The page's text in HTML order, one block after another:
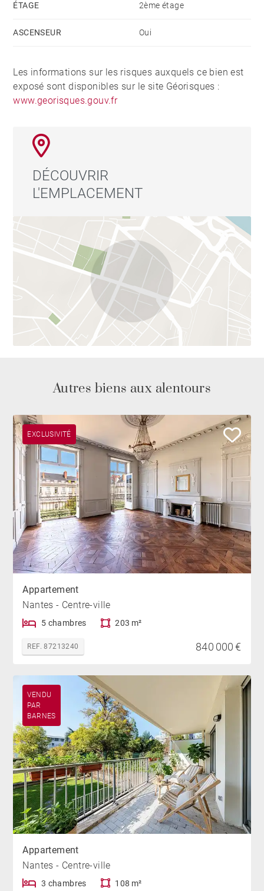
ÉTAGE 2ème étage
ASCENSEUR Oui
Les informations sur les risques auxquels ce bien est
exposé sont disponibles sur le site Géorisques :
www.georisques.gouv.fr
DÉCOUVRIR
L'EMPLACEMENT
Autres biens aux alentours
EXCLUSIVITÉ
Appartement
Nantes - Centre-ville
5 chambres 203 m²
REF. 87213240 840 000 €
VENDU
PAR
BARNES
Appartement
Nantes - Centre-ville
3 chambres 108 m²